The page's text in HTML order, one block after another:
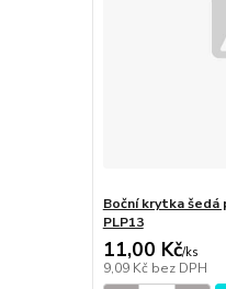
Boční krytka šedá
PLP13
11,00 Kč/ks
9,09 Kč bez DPH